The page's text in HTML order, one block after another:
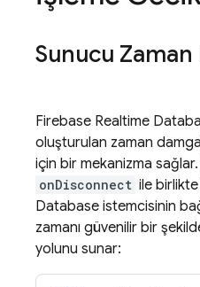
Sunucu Zaman
Firebase Realtime
oluşturulan zaman
için bir mekanizma
onDisconnect ile birlikte
Database istemcisinin
zamanı güvenilir bir
yolunu sunar: